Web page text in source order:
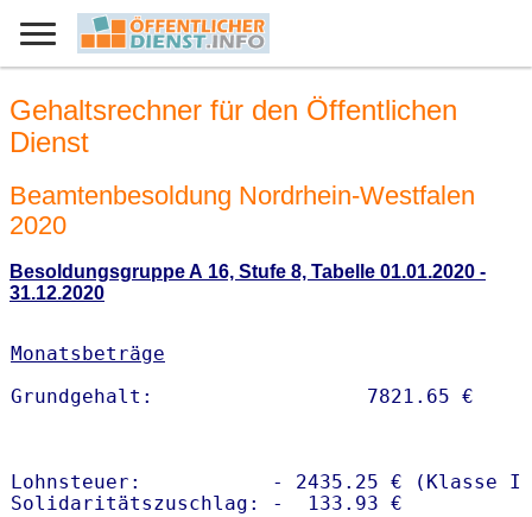
Gehaltsrechner für den Öffentlichen
Dienst
Beamtenbesoldung Nordrhein-Westfalen
2020
Besoldungsgruppe A 16, Stufe 8, Tabelle 01.01.2020 -
31.12.2020
Monatsbeträge
Lohnsteuer:           - 2435.25 € (Klasse I)
Solidaritätszuschlag: -  133.93 €